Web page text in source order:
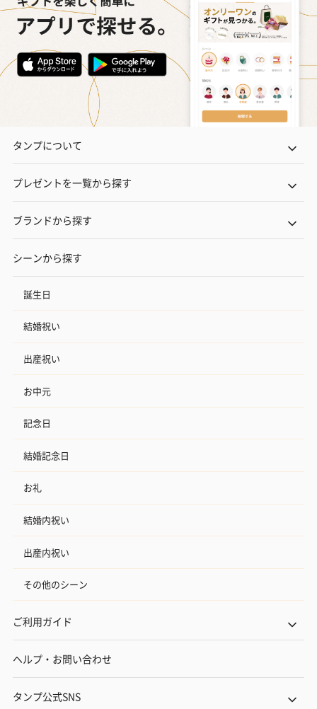
タンプについて
プレゼントを一覧から探す
ブランドから探す
シーンから探す
誕生日
結婚祝い
出産祝い
お中元
記念日
結婚記念日
お礼
結婚内祝い
出産内祝い
その他のシーン
ご利用ガイド
ヘルプ・お問い合わせ
タンプ公式SNS